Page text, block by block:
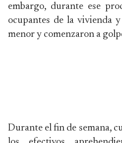
embargo, durante ese
ocupantes de la vivienda
menor y comenzaron a
Durante el fin de semana,